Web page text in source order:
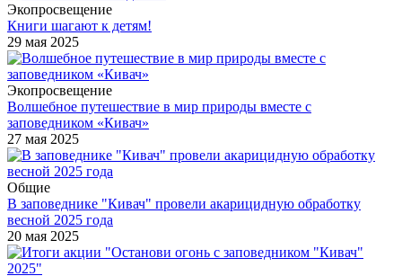
Экопросвещение
Книги шагают к детям!
29 мая 2025
Экопросвещение
Волшебное путешествие в мир природы вместе с
заповедником «Кивач»
27 мая 2025
Общие
В заповеднике "Кивач" провели акарицидную обработку
весной 2025 года
20 мая 2025